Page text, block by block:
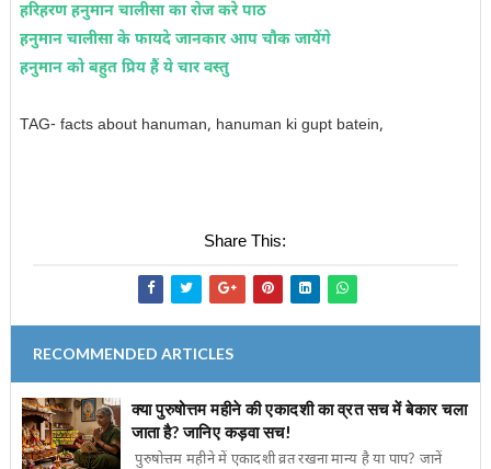
हरिहरण हनुमान चालीसा का रोज करे पाठ
हनुमान चालीसा के फायदे जानकार आप चौक जायेंगे
हनुमान को बहुत प्रिय हैं ये चार वस्तु
TAG- facts about hanuman, hanuman ki gupt batein,
Share This:
RECOMMENDED ARTICLES
क्या पुरुषोत्तम महीने की एकादशी का व्रत सच में बेकार चला
जाता है? जानिए कड़वा सच!
पुरुषोत्तम महीने में एकादशी व्रत रखना मान्य है या पाप? जानें